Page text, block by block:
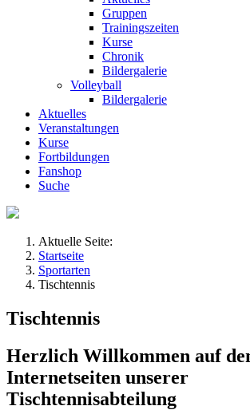
Gruppen
Trainingszeiten
Kurse
Chronik
Bildergalerie
Volleyball
Bildergalerie
Aktuelles
Veranstaltungen
Kurse
Fortbildungen
Fanshop
Suche
Aktuelle Seite:
Startseite
Sportarten
Tischtennis
Tischtennis
Herzlich Willkommen auf
Internetseiten unserer
Tischtennisabteilung